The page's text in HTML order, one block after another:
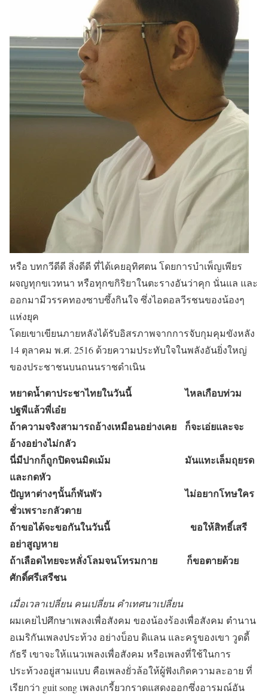
หรือ บทกวีดีดี สิ่งดีดี ที่ได้เคยอุทิศตน โดยการบำเพ็ญเพียร
ผจญทุกขเวทนา หรือทุกขกิริยาในตะรางอันว่าคุก นั่นแล และ
ออกมามีวรรคทองซาบซึ้งกินใจ ซึ่งไอดอลวีรชนของน้องๆ
แห่งยุค
โดยเขาเขียนภายหลังได้รับอิสรภาพจากการจับกุมคุมขังหลัง
14 ตุลาคม พ.ศ. 2516 ด้วยความประทับใจในพลังอันยิ่งใหญ่
ของประชาชนบนถนนราชดำเนิน
หยาดน้ำตาประชาไทยในวันนี้ ไหลเกือบท่วม
ปฐพีแล้วพี่เอ๋ย
ถ้าความจริงสามารถอ้างเหมือนอย่างเคย ก็จะเอ่ยและจะ
อ้างอย่างไม่กลัว
นี่มีปากก็ถูกปิดจนมิดเม้ม มันแทะเล็มถุยรด
และกดหัว
ปัญหาต่างๆนั้นก็พันพัว ไม่อยากโทษใคร
ชั่วเพราะกลัวตาย
ถ้าขอได้จะขอกันในวันนี้ ขอให้สิทธิ์เสรี
อย่าสูญหาย
ถ้าเลือดไทยจะหลั่งโลมจนโทรมกาย ก็ขอตายด้วย
ศักดิ์ศรีเสรีชน
เมื่อเวลาเปลี่ยน คนเปลี่ยน คำเทศนาเปลี่ยน
ผมเคยไปศึกษาเพลงเพื่อสังคม ของน้องร้องเพื่อสังคม ตำนาน
อเมริกันเพลงประท้วง อย่างบ็อบ ดิแลน และครูของเขา วูดดี้
กัธรี เขาจะให้แนวเพลงเพื่อสังคม หรือเพลงที่ใช้ในการ
ประท้วงอยู่สามแบบ คือเพลงยั่วล้อให้ผู้ฟังเกิดความละอาย ที่
เรียกว่า guit song เพลงเกรี้ยวกราดแสดงออกซึ่งอารมณ์อัน